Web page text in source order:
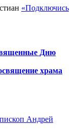
«Подключись
Дню
храма